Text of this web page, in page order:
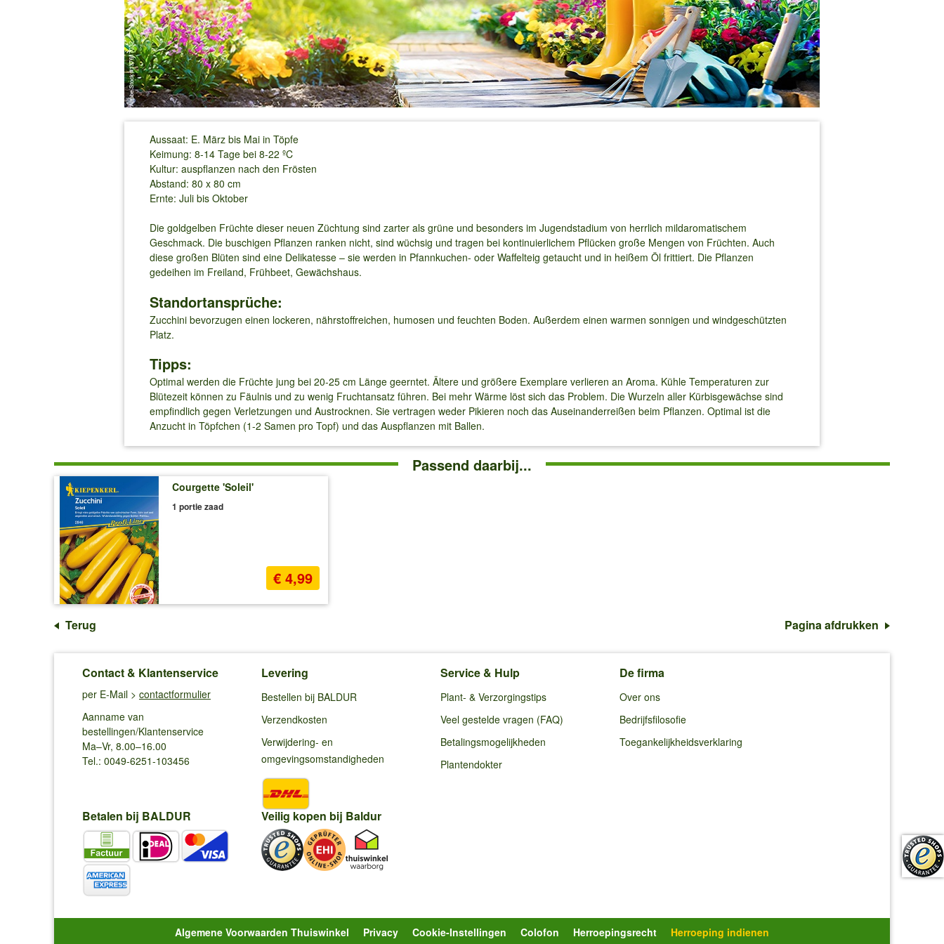
Aussaat: E. März bis Mai in Töpfe
Keimung: 8-14 Tage bei 8-22 ºC
Kultur: auspflanzen nach den Frösten
Abstand: 80 x 80 cm
Ernte: Juli bis Oktober
Die goldgelben Früchte dieser neuen Züchtung sind zarter als grüne und besonders im Jugendstadium von herrlich mildaromatischem
Geschmack. Die buschigen Pflanzen ranken nicht, sind wüchsig und tragen bei kontinuierlichem Pflücken große Mengen von Früchten. Auch
diese großen Blüten sind eine Delikatesse – sie werden in Pfannkuchen- oder Waffelteig getaucht und in heißem Öl frittiert. Die Pflanzen
gedeihen im Freiland, Frühbeet, Gewächshaus.
Standortansprüche:
Zucchini bevorzugen einen lockeren, nährstoffreichen, humosen und feuchten Boden. Außerdem einen warmen sonnigen und windgeschützten
Platz.
Tipps:
Optimal werden die Früchte jung bei 20-25 cm Länge geerntet. Ältere und größere Exemplare verlieren an Aroma. Kühle Temperaturen zur
Blütezeit können zu Fäulnis und zu wenig Fruchtansatz führen. Bei mehr Wärme löst sich das Problem. Die Wurzeln aller Kürbisgewächse sind
empfindlich gegen Verletzungen und Austrocknen. Sie vertragen weder Pikieren noch das Auseinanderreißen beim Pflanzen. Optimal ist die
Anzucht in Töpfchen (1-2 Samen pro Topf) und das Auspflanzen mit Ballen.
Passend daarbij...
Courgette 'Soleil'
1 portie zaad
€ 4,99
Terug Pagina afdrukken
Contact & Klantenservice
per E-Mail > contactformulier
Aanname van
bestellingen/Klantenservice
Ma–Vr, 8.00–16.00
Tel.: 0049-6251-103456
Levering
Bestellen bij BALDUR
Verzendkosten
Verwijdering- en
omgevingsomstandigheden
Service & Hulp
Plant- & Verzorgingstips
Veel gestelde vragen (FAQ)
Betalingsmogelijkheden
Plantendokter
De firma
Over ons
Bedrijfsfilosofie
Toegankelijkheidsverklaring
Betalen bij BALDUR Veilig kopen bij Baldur
Algemene Voorwaarden Thuiswinkel Privacy Cookie-Instellingen Colofon Herroepingsrecht Herroeping indienen